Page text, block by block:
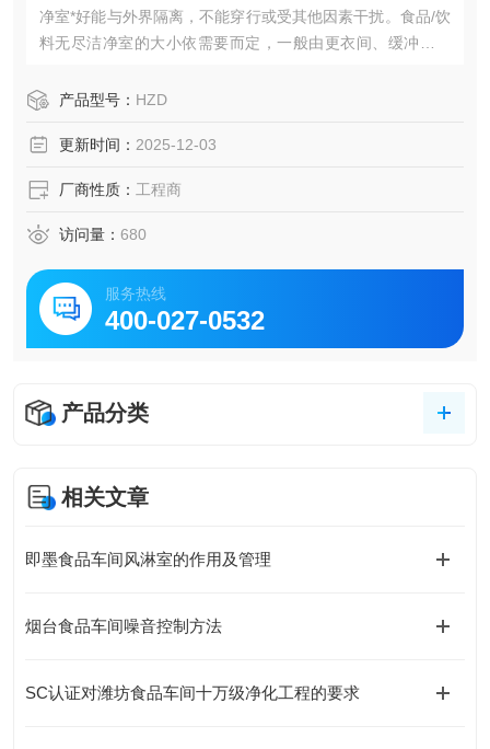
净室*好能与外界隔离，不能穿行或受其他因素干扰。食品/饮
料无尽洁净室的大小依需要而定，一般由更衣间、缓冲间、
产品型号： HZD
更新时间： 2025-12-03
厂商性质： 工程商
访问量： 680
服务热线
400-027-0532
产品分类
相关文章
即墨食品车间风淋室的作用及管理
烟台食品车间噪音控制方法
SC认证对潍坊食品车间十万级净化工程的要求